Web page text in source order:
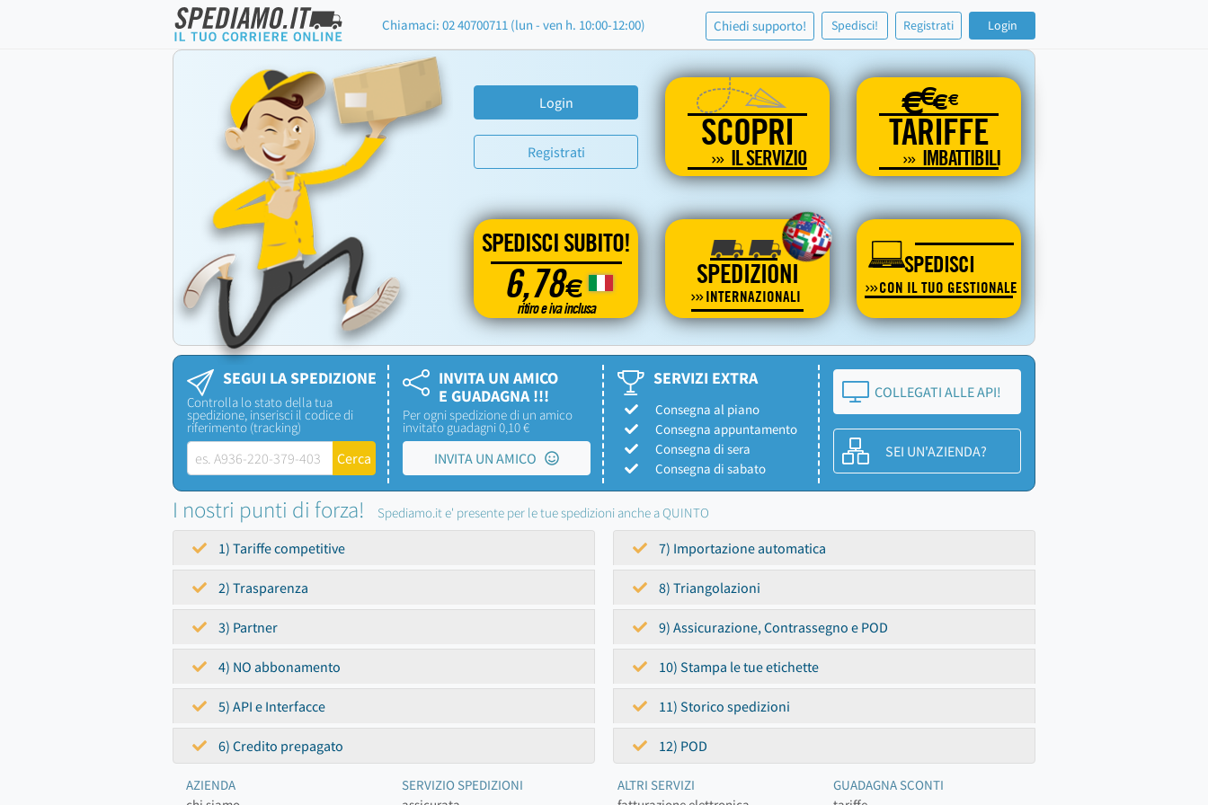
Chiamaci: 02 40700711 (lun - ven h. 10:00-12:00) Chiedi supporto! Spedisci! Registrati Login
Login
Registrati SCOPRI
IL SERVIZIO
€€€€
TARIFFE
IMBATTIBILI
SPEDISCI SUBITO!
6,78€
ritiro e iva inclusa
SPEDIZIONI
INTERNAZIONALI
SPEDISCI
CON IL TUO GESTIONALE
SEGUI LA SPEDIZIONE
Controlla lo stato della tua
spedizione, inserisci il codice di
riferimento (tracking)
INVITA UN AMICO
E GUADAGNA !!!
Per ogni spedizione di un amico
invitato guadagni 0,10 €
INVITA UN AMICO
SERVIZI EXTRA
Consegna al piano
Consegna appuntamento
Consegna di sera
Consegna di sabato
COLLEGATI ALLE API!
SEI UN'AZIENDA?
I nostri punti di forza! Spediamo.it e' presente per le tue spedizioni anche a QUINTO
1) Tariffe competitive
2) Trasparenza
3) Partner
4) NO abbonamento
5) API e Interfacce
6) Credito prepagato
7) Importazione automatica
8) Triangolazioni
9) Assicurazione, Contrassegno e POD
10) Stampa le tue etichette
11) Storico spedizioni
12) POD
AZIENDA
SERVIZIO SPEDIZIONI
ALTRI SERVIZI
GUADAGNA SCONTI